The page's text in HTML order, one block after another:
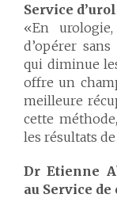
Service
«En
d’opérer
qui diminue
offre un
meilleure
cette
les résultats
DrEtienne
au Service